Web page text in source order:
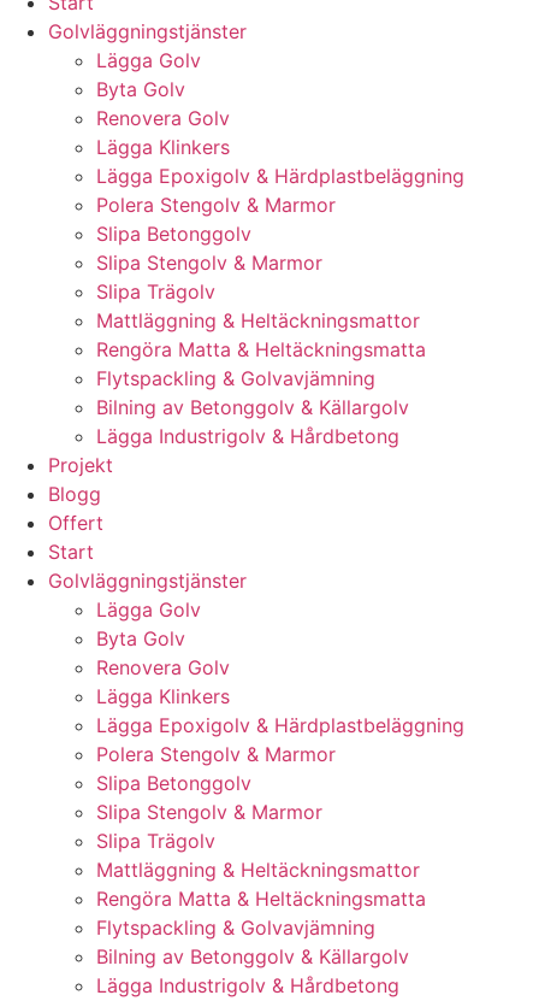
Golvläggningstjänster
Lägga Golv
Byta Golv
Renovera Golv
Lägga Klinkers
Lägga Epoxigolv & Härdplastbeläggning
Polera Stengolv & Marmor
Slipa Betonggolv
Slipa Stengolv & Marmor
Slipa Trägolv
Mattläggning & Heltäckningsmattor
Rengöra Matta & Heltäckningsmatta
Flytspackling & Golvavjämning
Bilning av Betonggolv & Källargolv
Lägga Industrigolv & Hårdbetong
Projekt
Blogg
Offert
Start
Golvläggningstjänster
Lägga Golv
Byta Golv
Renovera Golv
Lägga Klinkers
Lägga Epoxigolv & Härdplastbeläggning
Polera Stengolv & Marmor
Slipa Betonggolv
Slipa Stengolv & Marmor
Slipa Trägolv
Mattläggning & Heltäckningsmattor
Rengöra Matta & Heltäckningsmatta
Flytspackling & Golvavjämning
Bilning av Betonggolv & Källargolv
Lägga Industrigolv & Hårdbetong